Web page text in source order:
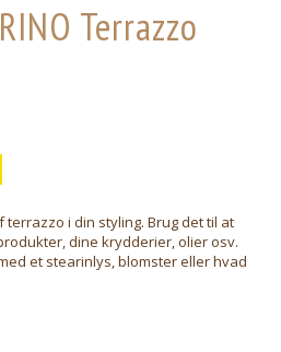
Terrazzo
i din styling. Brug det til at
dine krydderier, olier osv.
et stearinlys, blomster eller hvad